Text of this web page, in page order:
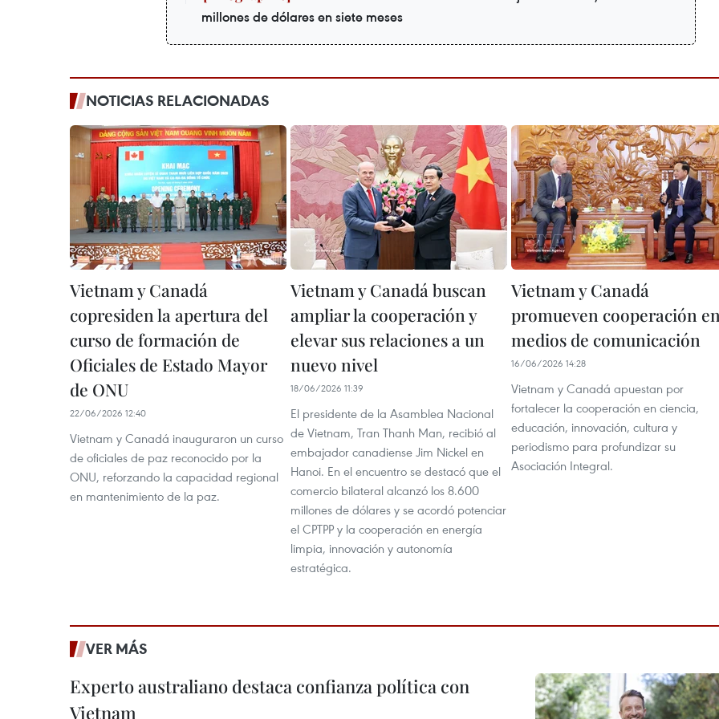
millones de dólares en siete meses
NOTICIAS RELACIONADAS
Vietnam y Canadá
copresiden la apertura del
curso de formación de
Oficiales de Estado Mayor
de ONU
22/06/2026 12:40
Vietnam y Canadá inauguraron un curso
de oficiales de paz reconocido por la
ONU, reforzando la capacidad regional
en mantenimiento de la paz.
Vietnam y Canadá buscan
ampliar la cooperación y
elevar sus relaciones a un
nuevo nivel
18/06/2026 11:39
El presidente de la Asamblea Nacional
de Vietnam, Tran Thanh Man, recibió al
embajador canadiense Jim Nickel en
Hanoi. En el encuentro se destacó que el
comercio bilateral alcanzó los 8.600
millones de dólares y se acordó potenciar
el CPTPP y la cooperación en energía
limpia, innovación y autonomía
estratégica.
Vietnam y Canadá
promueven cooperación
medios de comunicación
16/06/2026 14:28
Vietnam y Canadá apuestan por
fortalecer la cooperación en ciencia,
educación, innovación, cultura y
periodismo para profundizar su
Asociación Integral.
VER MÁS
Experto australiano destaca confianza política con
Vietnam